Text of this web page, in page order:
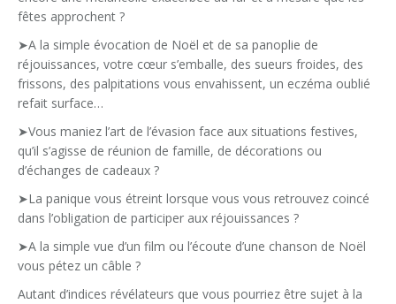
fêtes approchent ?
➤A la simple évocation de Noël et de sa panoplie de
réjouissances, votre cœur s’emballe, des sueurs froides, des
frissons, des palpitations vous envahissent, un eczéma oublié
refait surface…
➤Vous maniez l’art de l’évasion face aux situations festives,
qu’il s’agisse de réunion de famille, de décorations ou
d’échanges de cadeaux ?
➤La panique vous étreint lorsque vous vous retrouvez coincé
dans l’obligation de participer aux réjouissances ?
➤A la simple vue d’un film ou l’écoute d’une chanson de Noël
vous pétez un câble ?
Autant d’indices révélateurs que vous pourriez être sujet à la